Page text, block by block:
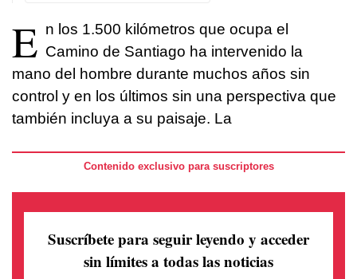
E n los 1.500 kilómetros que ocupa el
Camino de Santiago ha intervenido la
mano del hombre durante muchos años sin
control y en los últimos sin una perspectiva que
también incluya a su paisaje. La
Contenido exclusivo para suscriptores
Suscríbete para seguir leyendo y acceder
sin límites a todas las noticias